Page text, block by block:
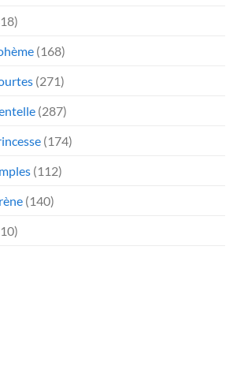
(168)
(271)
(287)
(174)
(112)
(140)